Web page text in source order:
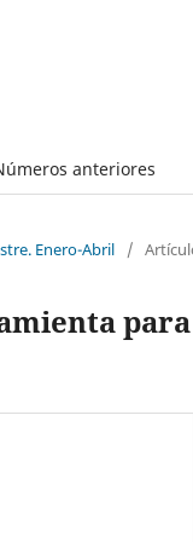
anteriores
Enero-Abril /